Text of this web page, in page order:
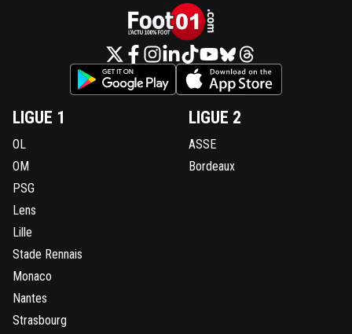
LIGUE 1
OL
OM
PSG
Lens
Lille
Stade Rennais
Monaco
Nantes
Strasbourg
LIGUE 2
ASSE
Bordeaux